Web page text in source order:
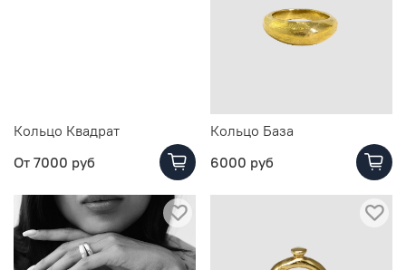
Кольцо Квадрат
От 7000 руб
Кольцо База
6000 руб